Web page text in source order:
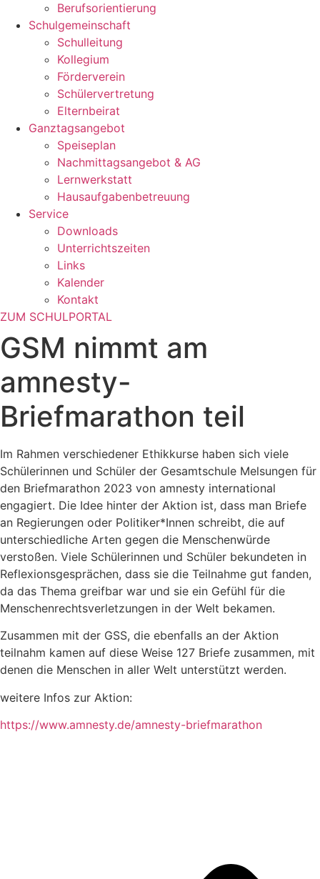
Berufsorientierung
Schulgemeinschaft
Schulleitung
Kollegium
Förderverein
Schülervertretung
Elternbeirat
Ganztagsangebot
Speiseplan
Nachmittagsangebot & AG
Lernwerkstatt
Hausaufgabenbetreuung
Service
Downloads
Unterrichtszeiten
Links
Kalender
Kontakt
ZUM SCHULPORTAL
GSM nimmt am
amnesty-
Briefmarathon teil
Im Rahmen verschiedener Ethikkurse haben sich viele
Schülerinnen und Schüler der Gesamtschule Melsungen für
den Briefmarathon 2023 von amnesty international
engagiert. Die Idee hinter der Aktion ist, dass man Briefe
an Regierungen oder Politiker*Innen schreibt, die auf
unterschiedliche Arten gegen die Menschenwürde
verstoßen. Viele Schülerinnen und Schüler bekundeten in
Reflexionsgesprächen, dass sie die Teilnahme gut fanden,
da das Thema greifbar war und sie ein Gefühl für die
Menschenrechtsverletzungen in der Welt bekamen.
Zusammen mit der GSS, die ebenfalls an der Aktion
teilnahm kamen auf diese Weise 127 Briefe zusammen, mit
denen die Menschen in aller Welt unterstützt werden.
weitere Infos zur Aktion:
https://www.amnesty.de/amnesty-briefmarathon